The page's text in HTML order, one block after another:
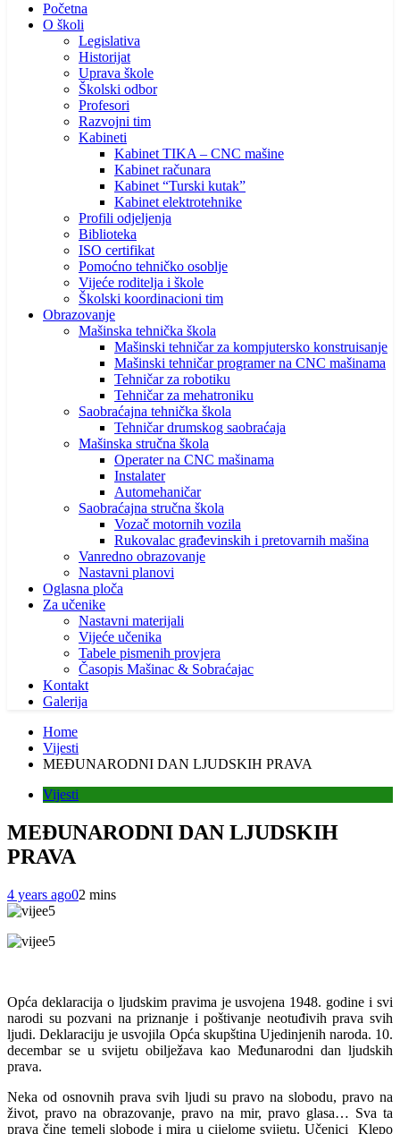
Početna
O školi
Legislativa
Historijat
Uprava škole
Školski odbor
Profesori
Razvojni tim
Kabineti
Kabinet TIKA – CNC mašine
Kabinet računara
Kabinet “Turski kutak”
Kabinet elektrotehnike
Profili odjeljenja
Biblioteka
ISO certifikat
Pomoćno tehničko osoblje
Vijeće roditelja i škole
Školski koordinacioni tim
Obrazovanje
Mašinska tehnička škola
Mašinski tehničar za kompjutersko konstruisanje
Mašinski tehničar programer na CNC mašinama
Tehničar za robotiku
Tehničar za mehatroniku
Saobraćajna tehnička škola
Tehničar drumskog saobraćaja
Mašinska stručna škola
Operater na CNC mašinama
Instalater
Automehaničar
Saobraćajna stručna škola
Vozač motornih vozila
Rukovalac građevinskih i pretovarnih mašina
Vanredno obrazovanje
Nastavni planovi
Oglasna ploča
Za učenike
Nastavni materijali
Vijeće učenika
Tabele pismenih provjera
Časopis Mašinac & Sobraćajac
Kontakt
Galerija
Home
Vijesti
MEĐUNARODNI DAN LJUDSKIH PRAVA
Vijesti
MEĐUNARODNI DAN LJUDSKIH
PRAVA
4 years ago02 mins
Opća deklaracija o ljudskim pravima je usvojena 1948. godine i svi
narodi su pozvani na priznanje i poštivanje neotuđivih prava svih
ljudi. Deklaraciju je usvojila Opća skupština Ujedinjenih naroda. 10.
decembar se u svijetu obilježava kao Međunarodni dan ljudskih
prava.
Neka od osnovnih prava svih ljudi su pravo na slobodu, pravo na
život, pravo na obrazovanje, pravo na mir, pravo glasa… Sva ta
prava čine temelj slobode i mira u cijelome svijetu. Učenici Klepo